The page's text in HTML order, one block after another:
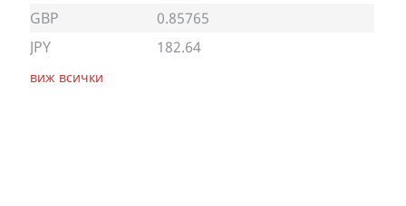
GBP
0.85765
JPY
182.64
виж всички